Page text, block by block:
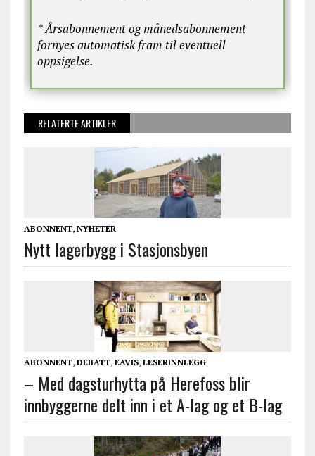
* Årsabonnement og månedsabonnement
fornyes automatisk fram til eventuell
oppsigelse.
RELATERTE ARTIKLER
ABONNENT, NYHETER
Nytt lagerbygg i Stasjonsbyen
ABONNENT, DEBATT, EAVIS, LESERINNLEGG
– Med dagsturhytta på Herefoss blir
innbyggerne delt inn i et A-lag og et B-lag